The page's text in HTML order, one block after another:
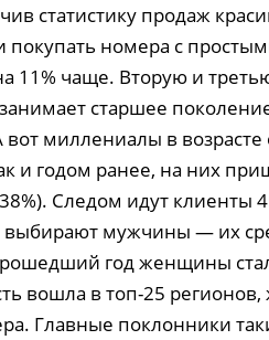
статистику продаж
покупать номера с
чаще. Вторую и
старшее
миллениалы в возрасте
и годом ранее, на них
Следом идут клиенты
выбирают мужчины — их
год женщины
вошла в топ-25
Главные поклонники